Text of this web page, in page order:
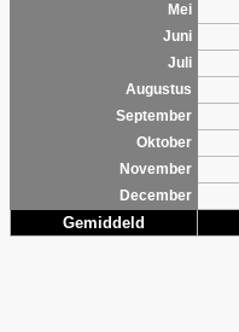
Mei
Juni
Juli
Augustus
September
Oktober
November
December
Gemiddeld